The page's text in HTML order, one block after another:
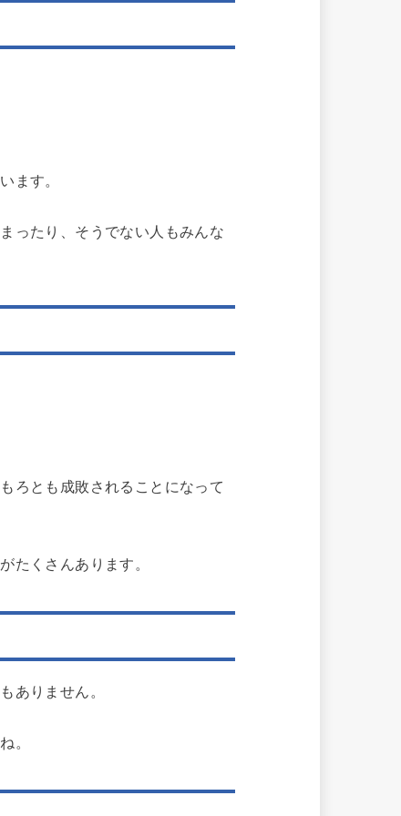
ます。
ったり、そうでない人もみんな
ろとも成敗されることになって
くさんあります。
ありません。
。